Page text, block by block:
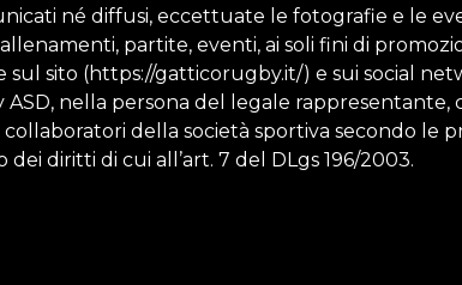
né diffusi, eccettuate le fotografie e le
partite, eventi, ai soli fini di
sito (https://gatticorugby.it/) e sui social
nella persona del legale rappresentante,
della società sportiva secondo le
diritti di cui all’art. 7 del DLgs 196/2003.